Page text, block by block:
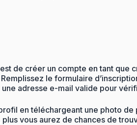
de créer un compte en tant
le formulaire
adresse e-mail valide pour
en téléchargeant une photo
vous aurez de chances de